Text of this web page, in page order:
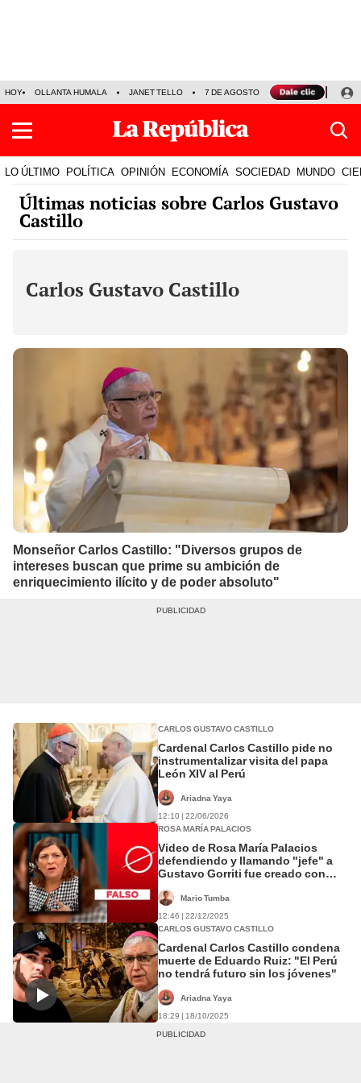
HOY OLLANTA HUMALA JANET TELLO 7 DE AGOSTO TINKA RESULTADOS
LO ÚLTIMO POLÍTICA OPINIÓN ECONOMÍA SOCIEDAD MUNDO
Últimas noticias sobre Carlos Gustavo
Castillo
Carlos Gustavo Castillo
Monseñor Carlos Castillo: "Diversos grupos de
intereses buscan que prime su ambición de
enriquecimiento ilícito y de poder absoluto"
CARLOS GUSTAVO CASTILLO
Cardenal Carlos Castillo pide no
instrumentalizar visita del papa
León XIV al Perú
Ariadna Yaya
12:10 | 22/06/2026
ROSA MARÍA PALACIOS
Video de Rosa María Palacios
defendiendo y llamando "jefe" a
Gustavo Gorriti fue creado con
Mario Tumba
12:46 | 22/12/2025
CARLOS GUSTAVO CASTILLO
Cardenal Carlos Castillo condena
muerte de Eduardo Ruiz: "El Perú
no tendrá futuro sin los jóvenes"
Ariadna Yaya
18:29 | 18/10/2025